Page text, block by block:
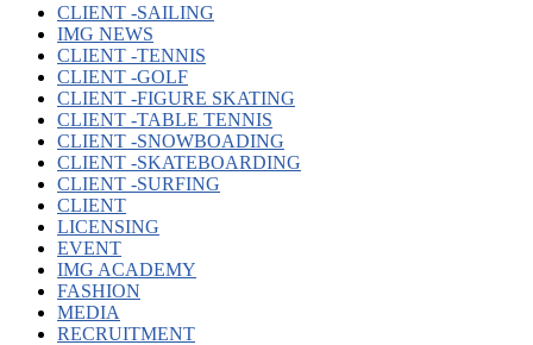
CLIENT -SAILING
IMG NEWS
CLIENT -TENNIS
CLIENT -GOLF
CLIENT -FIGURE SKATING
CLIENT -TABLE TENNIS
CLIENT -SNOWBOADING
CLIENT -SKATEBOARDING
CLIENT -SURFING
CLIENT
LICENSING
EVENT
IMG ACADEMY
FASHION
MEDIA
RECRUITMENT